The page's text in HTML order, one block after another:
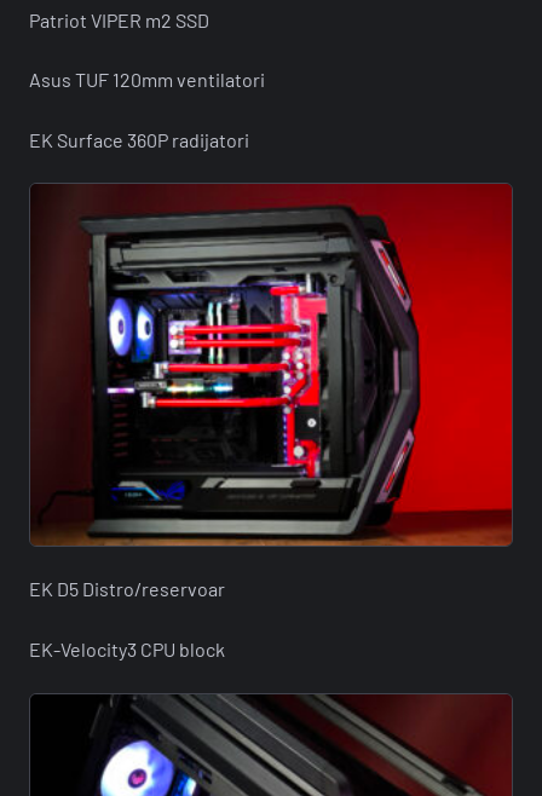
Patriot VIPER m2 SSD
Asus TUF 120mm ventilatori
EK Surface 360P radijatori
EK D5 Distro/reservoar
EK-Velocity3 CPU block